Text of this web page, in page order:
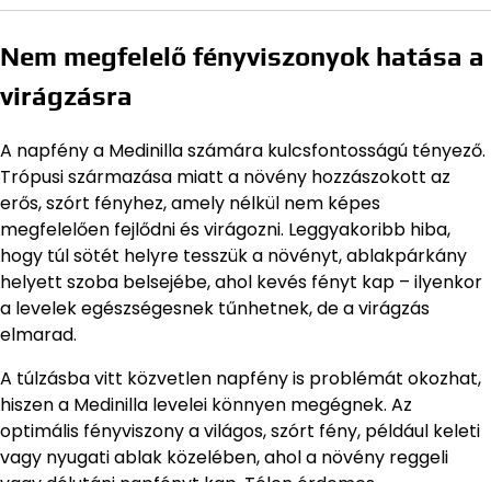
Nem megfelelő fényviszonyok hatása a
virágzásra
A napfény a Medinilla számára kulcsfontosságú tényező.
Trópusi származása miatt a növény hozzászokott az
erős, szórt fényhez, amely nélkül nem képes
megfelelően fejlődni és virágozni. Leggyakoribb hiba,
hogy túl sötét helyre tesszük a növényt, ablakpárkány
helyett szoba belsejébe, ahol kevés fényt kap – ilyenkor
a levelek egészségesnek tűnhetnek, de a virágzás
elmarad.
A túlzásba vitt közvetlen napfény is problémát okozhat,
hiszen a Medinilla levelei könnyen megégnek. Az
optimális fényviszony a világos, szórt fény, például keleti
vagy nyugati ablak közelében, ahol a növény reggeli